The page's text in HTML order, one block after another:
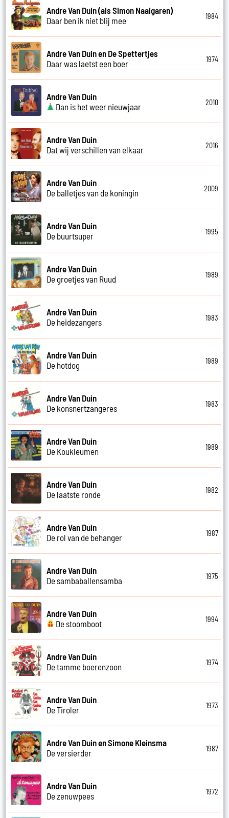
Andre Van Duin (als Simon Naaigaren)
Daar ben ik niet blij mee
1984
Andre Van Duin en De Spettertjes
Daar was laetst een boer
1974
Andre Van Duin
Dan is het weer nieuwjaar
2010
Andre Van Duin
Dat wij verschillen van elkaar
2016
Andre Van Duin
De balletjes van de koningin
2009
Andre Van Duin
De buurtsuper
1995
Andre Van Duin
De groetjes van Ruud
1989
Andre Van Duin
De heidezangers
1983
Andre Van Duin
De hotdog
1989
Andre Van Duin
De konsnertzangeres
1983
Andre Van Duin
De Koukleumen
1989
Andre Van Duin
De laatste ronde
1982
Andre Van Duin
De rol van de behanger
1987
Andre Van Duin
De sambaballensamba
1975
Andre Van Duin
De stoomboot
1994
Andre Van Duin
De tamme boerenzoon
1974
Andre Van Duin
De Tiroler
1973
Andre Van Duin en Simone Kleinsma
De versierder
1987
Andre Van Duin
De zenuwpees
1972